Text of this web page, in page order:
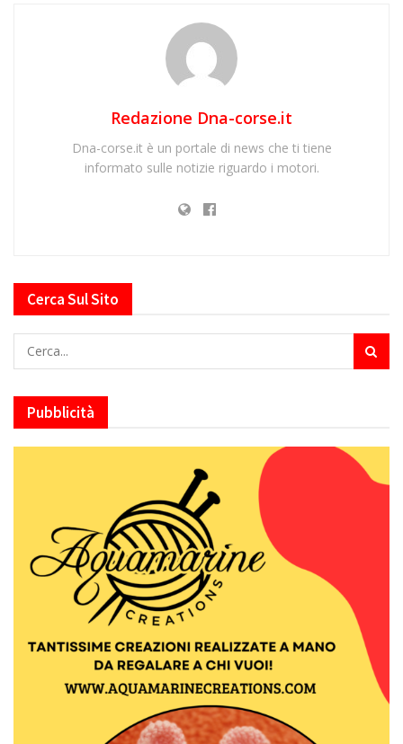
Redazione Dna-corse.it
Dna-corse.it è un portale di news che ti tiene
informato sulle notizie riguardo i motori.
Cerca Sul Sito
Pubblicità